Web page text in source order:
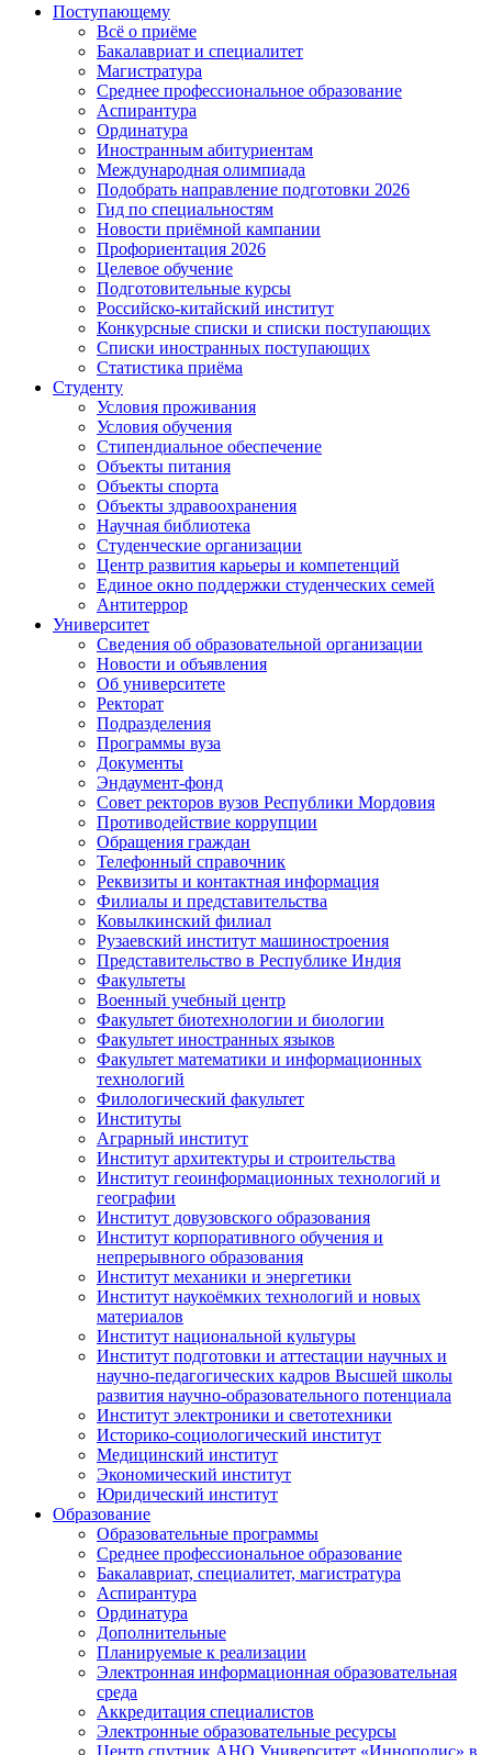
Поступающему
Всё о приёме
Бакалавриат и специалитет
Магистратура
Среднее профессиональное образование
Аспирантура
Ординатура
Иностранным абитуриентам
Международная олимпиада
Подобрать направление подготовки 2026
Гид по специальностям
Новости приёмной кампании
Профориентация 2026
Целевое обучение
Подготовительные курсы
Российско-китайский институт
Конкурсные списки и списки поступающих
Списки иностранных поступающих
Статистика приёма
Студенту
Условия проживания
Условия обучения
Стипендиальное обеспечение
Объекты питания
Объекты спорта
Объекты здравоохранения
Научная библиотека
Студенческие организации
Центр развития карьеры и компетенций
Единое окно поддержки студенческих семей
Антитеррор
Университет
Сведения об образовательной организации
Новости и объявления
Об университете
Ректорат
Подразделения
Программы вуза
Документы
Эндаумент-фонд
Совет ректоров вузов Республики Мордовия
Противодействие коррупции
Обращения граждан
Телефонный справочник
Реквизиты и контактная информация
Филиалы и представительства
Ковылкинский филиал
Рузаевский институт машиностроения
Представительство в Республике Индия
Факультеты
Военный учебный центр
Факультет биотехнологии и биологии
Факультет иностранных языков
Факультет математики и информационных
технологий
Филологический факультет
Институты
Аграрный институт
Институт архитектуры и строительства
Институт геоинформационных технологий и
географии
Институт довузовского образования
Институт корпоративного обучения и
непрерывного образования
Институт механики и энергетики
Институт наукоёмких технологий и новых
материалов
Институт национальной культуры
Институт подготовки и аттестации научных и
научно-педагогических кадров Высшей школы
развития научно-образовательного потенциала
Институт электроники и светотехники
Историко-социологический институт
Медицинский институт
Экономический институт
Юридический институт
Образование
Образовательные программы
Среднее профессиональное образование
Бакалавриат, специалитет, магистратура
Аспирантура
Ординатура
Дополнительные
Планируемые к реализации
Электронная информационная образовательная
среда
Аккредитация специалистов
Электронные образовательные ресурсы
Центр спутник АНО Университет «Иннополис» в